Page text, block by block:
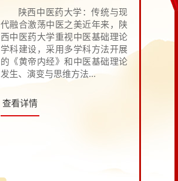
陕西中医药大学：传统与现
代融合激荡中医之美近年来，陕
西中医药大学重视中医基础理论
学科建设，采用多学科方法开展
的《黄帝内经》和中医基础理论
发生、演变与思维方法...
查看详情